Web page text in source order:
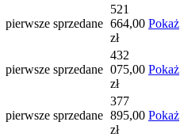
pierwsze sprzedane
521
664,00
zł
Pokaż
pierwsze sprzedane
432
075,00
zł
Pokaż
pierwsze sprzedane
377
895,00
zł
Pokaż